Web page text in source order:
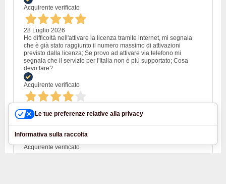
Acquirente verificato
28 Luglio 2026
Ho difficoltà nell'attivare la licenza tramite internet, mi segnala
che è già stato raggiunto il numero massimo di attivazioni
previsto dalla licenza; Se provo ad attivare via telefono mi
segnala che il servizio per l'Italia non è più supportato; Cosa
devo fare?
Acquirente verificato
28 Luglio 2026
Ditta seria, con assistenza disponibile ma con procedure di
operazione riuscita
Acquirente verificato
Le tue preferenze relative alla privacy
Informativa sulla raccolta